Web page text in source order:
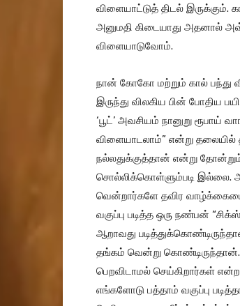
விளையாட்டுத் திடல் இருக்கும்.
அனுமதி கிடையாது அதனால்
விளையாடுவோம்.
நான் கோகோ மற்றும் கால் பந்து
இருந்து விலகிய பின் போதிய
‘பூட்’ அவசியம் நானுறு
விளையாடலாம்” என்று தலையில்
நல்லதுக்குத்தான் என்று
சொல்லிக்கொள்ளும்படி இல்லை.
வென்றார்களே தவிர
வகுப்பு படித்த ஒரு நண்பன்
ஆறாவது
தங்கம் வென்று
பெறவிடாமல் செய்கிறார்கள் என்ற
எங்களோடு பத்தாம் வகுப்பு